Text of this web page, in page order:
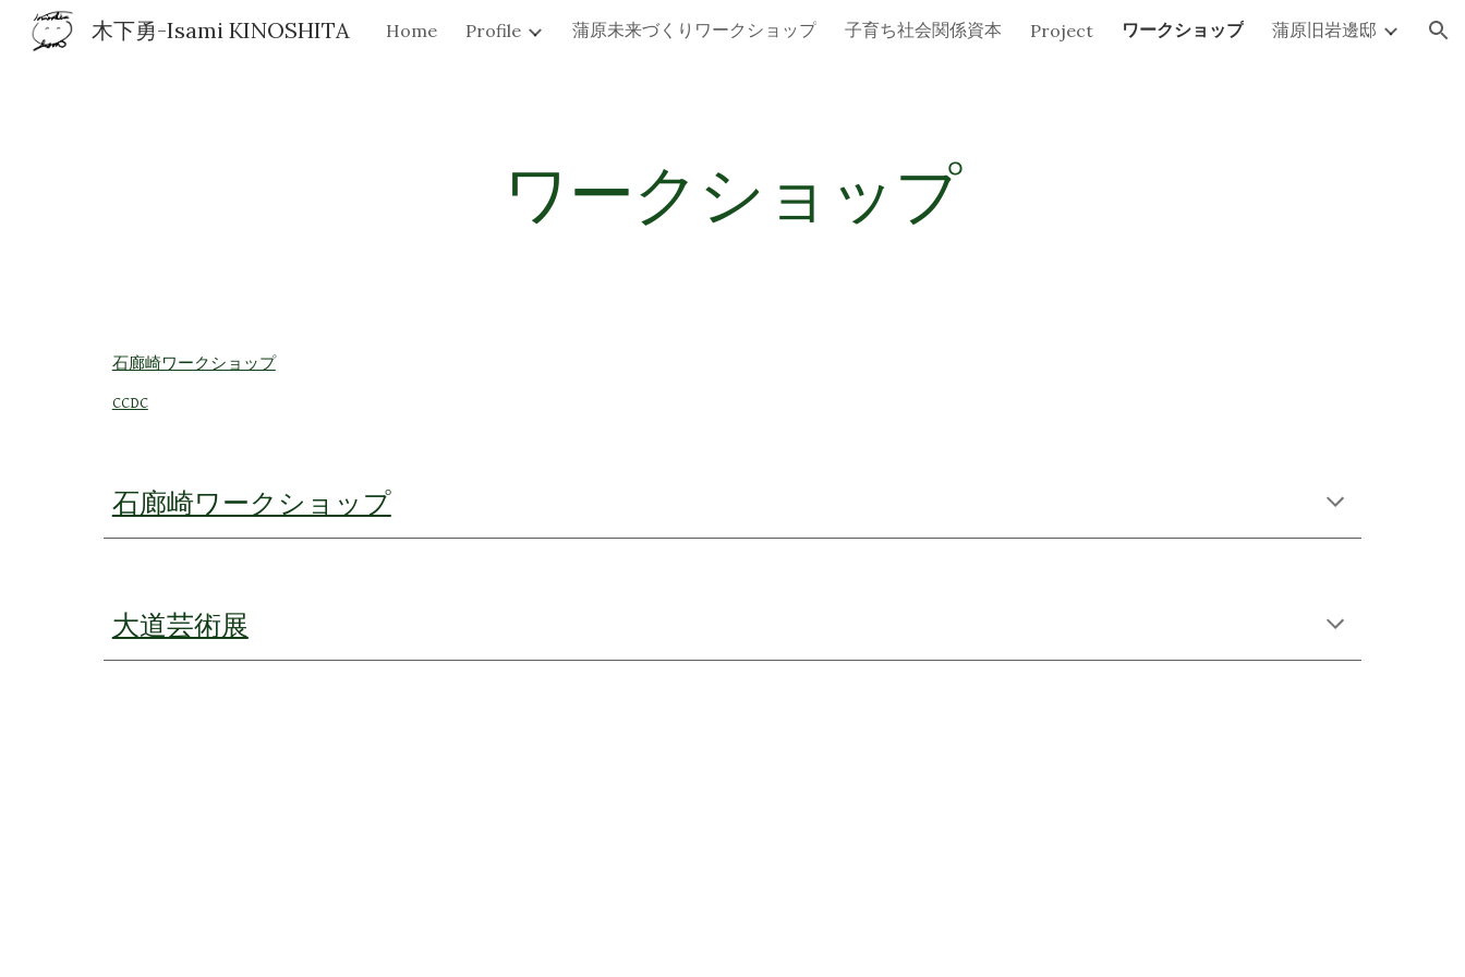
Skip to main content Skip to navigation
木下勇-Isami KINOSHITA Home Profile 蒲原未来づくりワークショップ 子育ち社会関係資本 Project ワークショップ 蒲原旧岩邊邸
ワークショップ
石廊崎ワークショップ
CCDC
石廊崎ワークショップ
大道芸術展